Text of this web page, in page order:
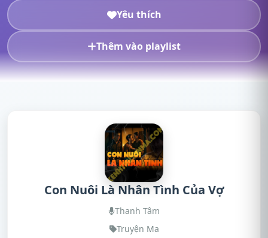
Yêu thích
Thêm vào playlist
Con Nuôi Là Nhân Tình Của Vợ
Thanh Tâm
Truyện Ma